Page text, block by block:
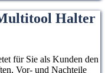
Halter
für Sie als Kunden den
Vor- und Nachteile